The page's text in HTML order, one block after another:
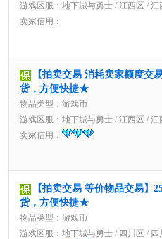
游戏区服： 地下城与勇士 / 江西区 / 江
卖家信用：
【拍卖交易 消耗卖家额度交
货，方便快捷★
物品类型：游戏币
游戏区服： 地下城与勇士 / 江西区 / 江
卖家信用：
【拍卖交易 等价物品交易】
货，方便快捷★
物品类型：游戏币
游戏区服： 地下城与勇士 / 四川区 / 四